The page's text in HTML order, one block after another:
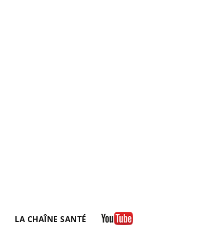
LA CHAÎNE SANTÉ